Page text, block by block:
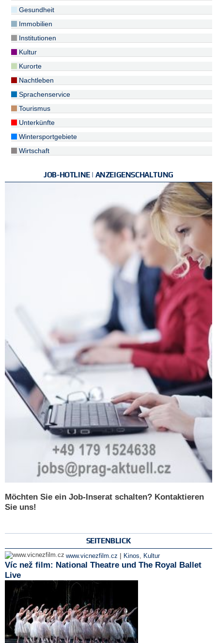
Gesundheit
Immobilien
Institutionen
Kultur
Kurorte
Nachtleben
Sprachenservice
Tourismus
Unterkünfte
Wintersportgebiete
Wirtschaft
JOB-HOTLINE | ANZEIGENSCHALTUNG
Möchten Sie ein Job-Inserat schalten? Kontaktieren
Sie uns!
SEITENBLICK
www.vicnezfilm.cz | Kinos, Kultur
Víc než film: National Theatre und The Royal Ballet
Live